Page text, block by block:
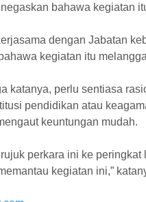
bahawa kegiatan
dengan Jabatan
kegiatan itu
katanya, perlu sentiasa
pendidikan atau
keuntungan mudah.
perkara ini ke
kegiatan ini,”